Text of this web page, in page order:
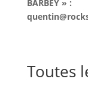
BARBEY » :
Toutes